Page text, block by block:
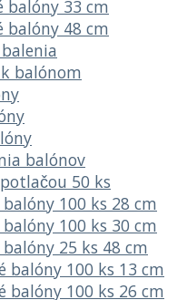
balóny 33 cm
balóny 48 cm
balónom
balónov
50 ks
100 ks 28 cm
100 ks 30 cm
25 ks 48 cm
balóny 100 ks 13 cm
balóny 100 ks 26 cm